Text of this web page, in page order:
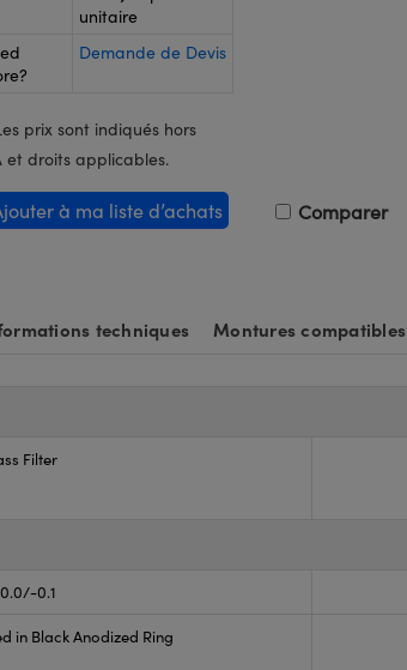
unitaire
Demande de Devis
prix sont indiqués hors
et droits applicables.
à ma liste d’achats Comparer
techniques Montures compatibles
Filter
0.1
in Black Anodized Ring